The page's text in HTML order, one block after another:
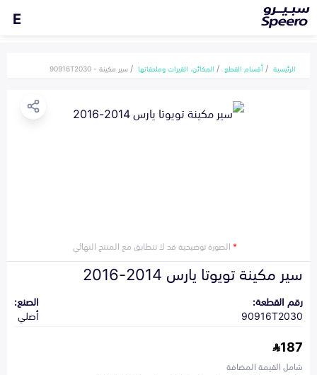
E
الرئيسية أقسام القطع المكائن، القيرات وملحقاتها سير مكينة - 90916T2030
*الصورة توضيحية قد لا تتطابق مع المنتج النهائي
سير مكينة تويوتا يارس 2014-2016
رقم القطعة:
90916T2030
الصنع:
أصلي
187
شامل القيمة المضافة